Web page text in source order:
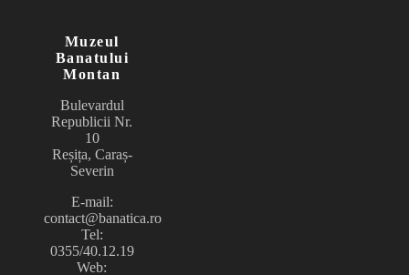
Muzeul
Banatului
Montan
Bulevardul
Republicii Nr.
10
Reșița, Caraș-
Severin
E-mail:
contact@banatica.ro
Tel:
0355/40.12.19
Web: